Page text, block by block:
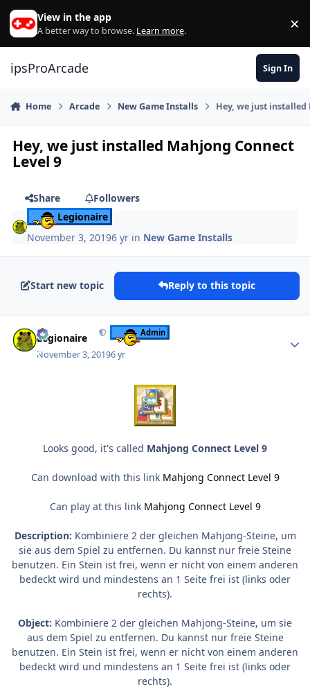
Skip to content
View in the app
A better way to browse. Learn more. ×
ipsProArcade Sign In
Home Arcade New Game Installs Hey, we just installed
Hey, we just installed Mahjong Connect
Level 9
Share
Followers
Legionaire
November 3, 20196 yr in New Game Installs
Start new topic Reply to this topic
Legionaire Admin
November 3, 20196 yr
Looks good, it's called Mahjong Connect Level 9
Can download with this link Mahjong Connect Level 9
Can play at this link Mahjong Connect Level 9
Description: Kombiniere 2 der gleichen Mahjong-Steine, um
sie aus dem Spiel zu entfernen. Du kannst nur freie Steine
benutzen. Ein Stein ist frei, wenn er nicht von einem anderen
bedeckt wird und mindestens an 1 Seite frei ist (links oder
rechts).
Object: Kombiniere 2 der gleichen Mahjong-Steine, um sie
aus dem Spiel zu entfernen. Du kannst nur freie Steine
benutzen. Ein Stein ist frei, wenn er nicht von einem anderen
bedeckt wird und mindestens an 1 Seite frei ist (links oder
rechts).